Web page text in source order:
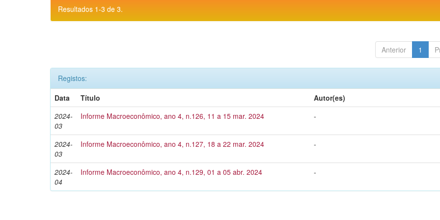
Resultados 1-3 de 3.
Anterior 1
Registos:
Data
Título
Autor(es)
2024-
03
Informe Macroeconômico, ano 4, n.126, 11 a 15 mar. 2024 -
2024-
03
Informe Macroeconômico, ano 4, n.127, 18 a 22 mar. 2024 -
2024-
04
Informe Macroeconômico, ano 4, n.129, 01 a 05 abr. 2024 -